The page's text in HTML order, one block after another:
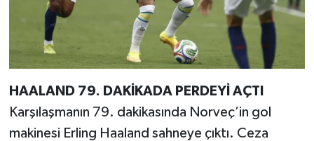
HAALAND 79. DAKİKADA PERDEYİ AÇTI
Karşılaşmanın 79. dakikasında Norveç’in gol
makinesi Erling Haaland sahneye çıktı. Ceza